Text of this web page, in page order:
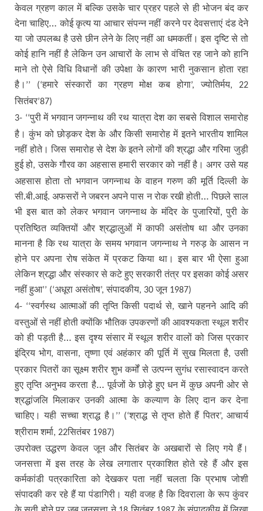
केवल ग्रहण काल में बल्कि उसके चार प्रहर पहले से ही भोजन बंद कर
देना चाहिए… कोई कृत्य या आचार संपन्न नहीं करने पर देवसत्ताएं दंड देने
या जो उपलब्ध है उसे छीन लेने के लिए नहीं आ धमकतीं। इस दृष्टि से तो
कोई हानि नहीं है लेकिन उन आचारों के लाभ से वंचित रह जाने को हानि
माने तो ऐसे विधि विधानों की उपेक्षा के कारण भारी नुकसान होता रहा
है। ’’ (‘हमारे संस्कारों का ग्रहण मोक्ष कब होगा’,ज्योतिर्मय, 22
सितंबर’87)
3- ‘‘पुरी में भगवान जगन्नाथ की रथ यात्रा देश का सबसे विशाल समारोह
है। कुंभ को छोड़कर देश के और किसी समारोह में इतने भारतीय शामिल
नहीं होते। जिस समारोह से देश के इतने लोगों की श्रद्धा और गरिमा जुड़ी
हुई हो,उसके गौरव का अहसास हमारी सरकार को नहीं है। अगर उसे यह
अहसास होता तो भगवान जगन्नाथ के वाहन गरुण की मूर्ति दिल्ली के
सी.बी.आई. अफसरों ने जबरन अपने पास न रोक रखी होती… पिछले साल
भी इस बात को लेकर भगवान जगन्नाथ के मंदिर के पुजारियों,पुरी के
प्रतिष्ठित व्यक्तियों और श्रद्धालुओं में काफी असंतोष था और उनका
मानना है कि रथ यात्रा के समय भगवान जगन्नाथ ने गरुड़ के आसन न
होने पर अपना रोष संकेत में प्रकट किया था। इस बार भी ऐसा हुआ
लेकिन श्रद्धा और संस्कार से कटे हुए सरकारी तंत्र पर इसका कोई असर
नहीं हुआ’’ (‘अधूरा असंतोष’,संपादकीय, 30जून 1987)
4- ‘‘स्वर्गस्थ आत्माओं की तृप्ति किसी पदार्थ से,खाने पहनने आदि की
वस्तुओं से नहीं होती क्योंकि भौतिक उपकरणों की आवश्यकता स्थूल शरीर
को ही पड़ती है… इस दृश्य संसार में स्थूल शरीर वालों को जिस प्रकार
इंद्रिय भोग,वासना,तृष्णा एवं अहंकार की पूर्ति में सुख मिलता है,उसी
प्रकार पितरों का सूक्ष्म शरीर शुभ कर्मों से उत्पन्न सुगंध रसास्वादन करते
हुए तृप्ति अनुभव करता है… पूर्वजों के छोड़े हुए धन में कुछ अपनी ओर से
श्रद्धांजलि मिलाकर उनकी आत्मा के कल्याण के लिए दान कर देना
चाहिए। यही सच्चा श्राद्ध है। ’’ (‘श्राद्ध से तृप्त होते हैं पितर’,आचार्य
श्रीराम शर्मा, 22सितंबर 1987)
उपरोक्त उद्धरण केवल जून और सितंबर के अखबारों से लिए गये हैं।
जनसत्ता में इस तरह के लेख लगातार प्रकाशित होते रहे हैं और इस
कर्मकांडी पत्रकारिता को देखकर पता नहीं चलता कि प्रभाष जोशी
संपादकी कर रहे हैं या पंडागिरी। यही वजह है कि दिवराला के रूप कुंवर